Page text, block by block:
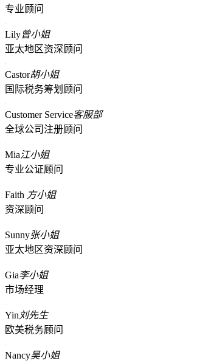
专业顾问
Lily曾小姐
亚太地区资深顾问
Castor胡小姐
国际税务筹划顾问
Customer Service客服部
全球公司注册顾问
Mia江小姐
专业公证顾问
Faith 方小姐
资深顾问
Sunny张小姐
亚太地区资深顾问
Gia李小姐
市场经理
Yin 刘先生
欧美税务顾问
Nancy吴小姐